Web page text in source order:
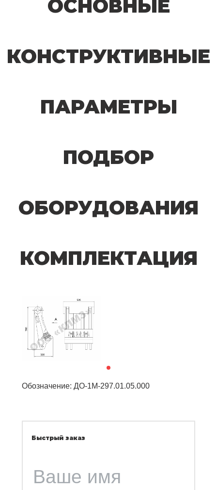
ОСНОВНЫЕ
КОНСТРУКТИВНЫЕ
ПАРАМЕТРЫ
ПОДБОР
ОБОРУДОВАНИЯ
КОМПЛЕКТАЦИЯ
Обозначение: ДО-1М-297.01.05.000
Быстрый заказ